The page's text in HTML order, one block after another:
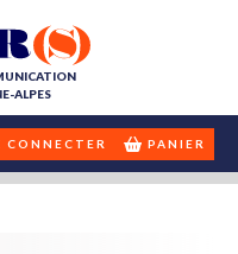
ALPES
CONNECTER PANIER